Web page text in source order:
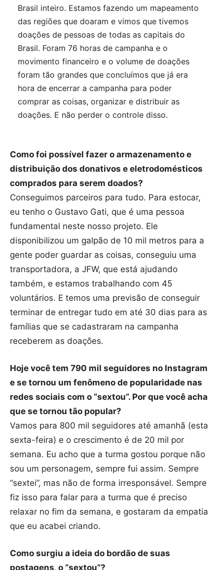
Brasil inteiro. Estamos fazendo um mapeamento
das regiões que doaram e vimos que tivemos
doações de pessoas de todas as capitais do
Brasil. Foram 76 horas de campanha e o
movimento financeiro e o volume de doações
foram tão grandes que concluímos que já era
hora de encerrar a campanha para poder
comprar as coisas, organizar e distribuir as
doações. E não perder o controle disso.
Como foi possível fazer o armazenamento e
distribuição dos donativos e eletrodomésticos
comprados para serem doados?
Conseguimos parceiros para tudo. Para estocar,
eu tenho o Gustavo Gati, que é uma pessoa
fundamental neste nosso projeto. Ele
disponibilizou um galpão de 10 mil metros para a
gente poder guardar as coisas, conseguiu uma
transportadora, a JFW, que está ajudando
também, e estamos trabalhando com 45
voluntários. E temos uma previsão de conseguir
terminar de entregar tudo em até 30 dias para as
famílias que se cadastraram na campanha
receberem as doações.
Hoje você tem 790 mil seguidores no Instagram
e se tornou um fenômeno de popularidade nas
redes sociais com o “sextou”. Por que você acha
que se tornou tão popular?
Vamos para 800 mil seguidores até amanhã (esta
sexta-feira) e o crescimento é de 20 mil por
semana. Eu acho que a turma gostou porque não
sou um personagem, sempre fui assim. Sempre
“sextei”, mas não de forma irresponsável. Sempre
fiz isso para falar para a turma que é preciso
relaxar no fim da semana, e gostaram da empatia
que eu acabei criando.
Como surgiu a ideia do bordão de suas
postagens, o “sextou”?